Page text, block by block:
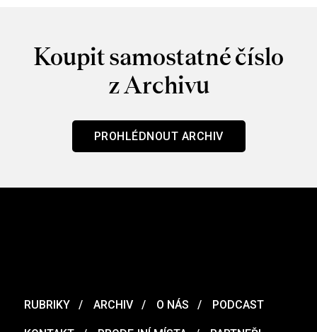
Koupit samostatné číslo
z Archivu
PROHLÉDNOUT ARCHIV
RUBRIKY ARCHIV O NÁS PODCAST